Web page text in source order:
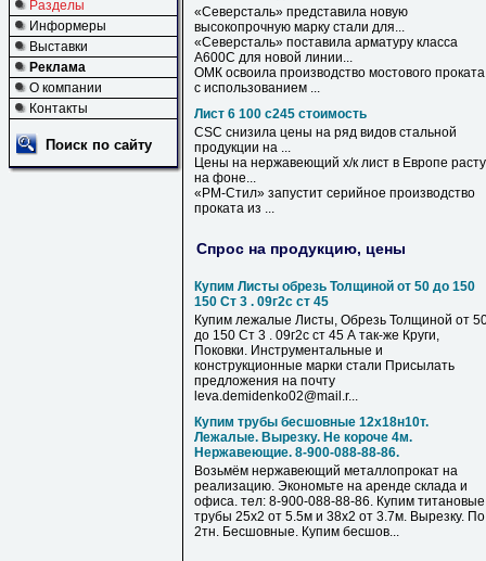
Разделы
Информеры
Выставки
Реклама
О компании
Контакты
Поиск по сайту
«Северсталь» представила новую
высокопрочную марку стали для...
«Северсталь» поставила арматуру класса
А600С для новой линии...
ОМК освоила производство мостового проката
с использованием ...
Лист 6 100 с245 стоимость
CSC снизила цены на ряд видов стальной
продукции на ...
Цены на нержавеющий х/к лист в Европе
на фоне...
«РМ-Стил» запустит серийное производство
проката из ...
Спрос на продукцию, цены
Купим Листы обрезь Толщиной от 50 до 150
150 Ст 3 . 09г2с ст 45
Купим лежалые Листы, Обрезь Толщиной от
до 150 Ст 3 . 09г2с ст 45 А так-же Круги,
Поковки. Инструментальные и
конструкционные марки стали Присылать
предложения на почту
leva.demidenko02@mail.r...
Купим трубы бесшовные 12х18н10т.
Лежалые. Вырезку. Не короче 4м.
Нержавеющие. 8-900-088-88-86.
Возьмём нержавеющий металлопрокат на
реализацию. Экономьте на аренде склада и
офиса. тел: 8-900-088-88-86. Купим титановые
трубы 25х2 от 5.5м и 38х2 от 3.7м. Вырезку. По
2тн. Бесшовные. Купим бесшов...